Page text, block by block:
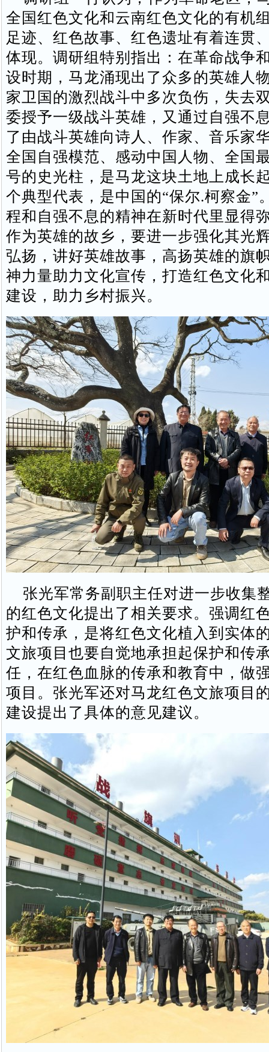
全国红色文化和云南红色文化的有机
足迹、红色故事、红色遗址有着连贯
体现。调研组特别指出：在革命战争
设时期，马龙涌现出了众多的英雄人
家卫国的激烈战斗中多次负伤，失去
委授予一级战斗英雄，又通过自强不
了由战斗英雄向诗人、作家、音乐家
全国自强模范、感动中国人物、全国
号的史光柱，是马龙这块土地上成长
个典型代表，是中国的“保尔.柯察金”
程和自强不息的精神在新时代里显得
作为英雄的故乡，要进一步强化其光
弘扬，讲好英雄故事，高扬英雄的旗
神力量助力文化宣传，打造红色文化
建设，助力乡村振兴。
张光军常务副职主任对进一步收集
的红色文化提出了相关要求。强调红
护和传承，是将红色文化植入到实体
文旅项目也要自觉地承担起保护和传
任，在红色血脉的传承和教育中，做
项目。张光军还对马龙红色文旅项目
建设提出了具体的意见建议。